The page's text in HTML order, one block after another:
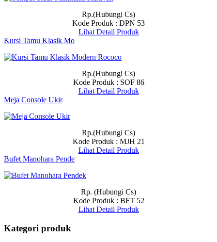
Rp.(Hubungi Cs)
Kode Produk : DPN 53
Lihat Detail Produk
Kursi Tamu Klasik Mo
Rp.(Hubungi Cs)
Kode Produk : SOF 86
Lihat Detail Produk
Meja Console Ukir
Rp.(Hubungi Cs)
Kode Produk : MJH 21
Lihat Detail Produk
Bufet Manohara Pende
Rp. (Hubungi Cs)
Kode Produk : BFT 52
Lihat Detail Produk
Kategori produk